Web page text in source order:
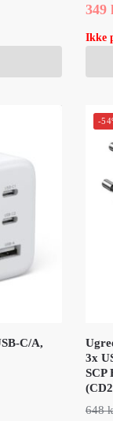
349
Ikke
C/A,
-
3x
SCP
648